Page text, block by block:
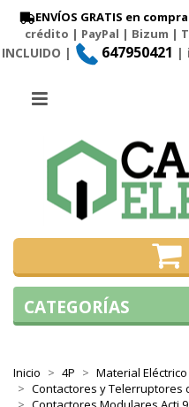
ENVÍOS GRATIS en
crédito | PayPal | Bizum |
INCLUIDO |
647950421 |
Menú
Inicio 4P
Material
Contactores y Telerruptores
CATEGORÍAS